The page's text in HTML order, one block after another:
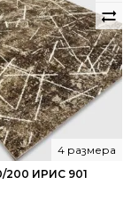
200 ИРИС 901
4 размера